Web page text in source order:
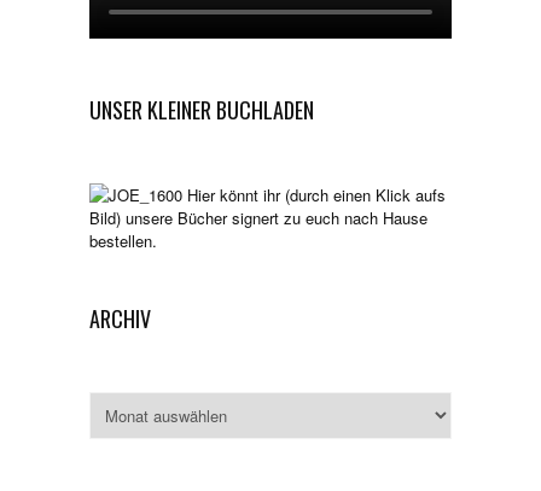
UNSER KLEINER BUCHLADEN
Hier könnt ihr (durch einen Klick aufs
Bild) unsere Bücher signert zu euch nach Hause
bestellen.
ARCHIV